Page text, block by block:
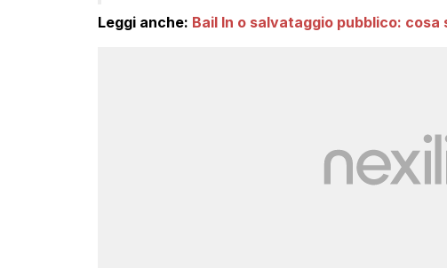
Leggi anche: Bail In o salvataggio pubblico: